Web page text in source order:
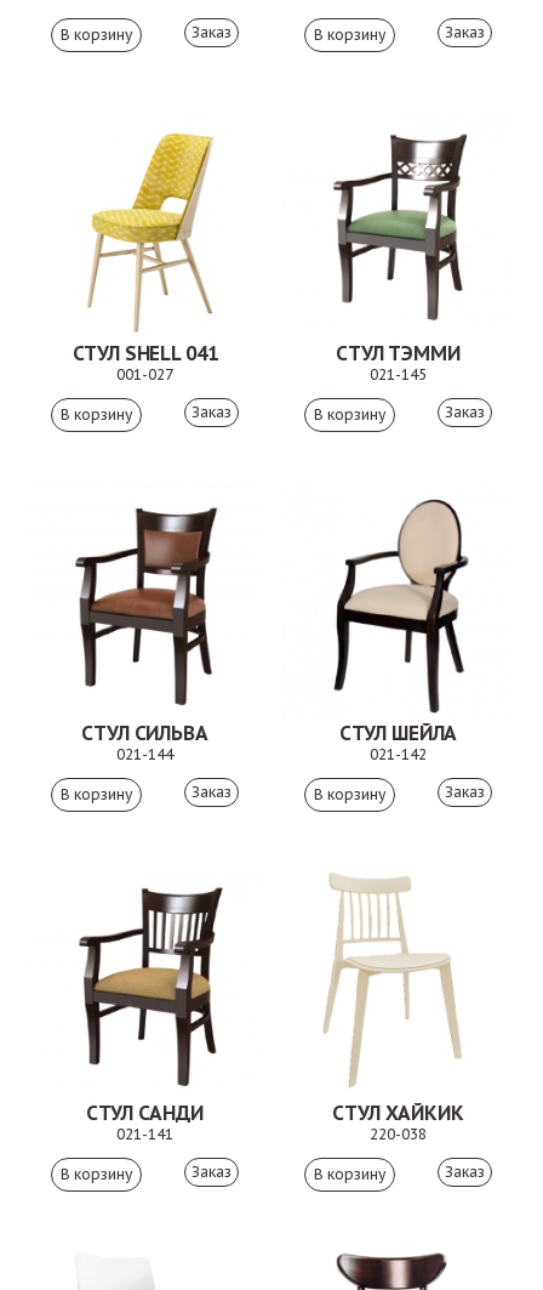
Заказ Заказ
СТУЛ SHELL 041
001-027
Заказ
СТУЛ ТЭММИ
021-145
Заказ
СТУЛ СИЛЬВА
021-144
Заказ
СТУЛ ШЕЙЛА
021-142
Заказ
СТУЛ САНДИ
021-141
Заказ
СТУЛ ХАЙКИК
220-038
Заказ